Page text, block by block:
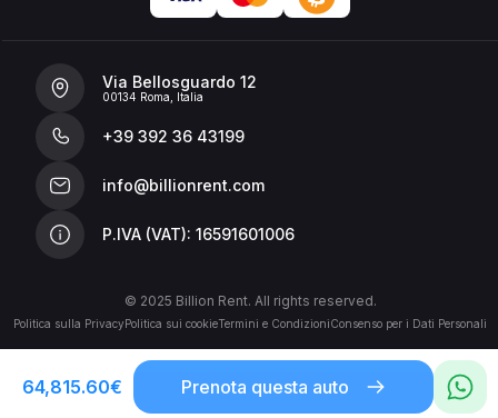
64,815.60€ Prenota questa auto
Via Bellosguardo 12
00134 Roma, Italia
+39 392 36 43199
info@billionrent.com
P.IVA (VAT): 16591601006
© 2025 Billion Rent. All rights reserved.
Politica sulla PrivacyPolitica sui cookieTermini e CondizioniConsenso per i Dati Personali